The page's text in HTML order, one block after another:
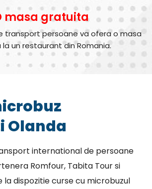
masa gratuita
transport persoane va ofera o masa
un restaurant din Romania.
Olanda
international de persoane
Romfour, Tabita Tour si
la dispozitie curse cu microbuzul